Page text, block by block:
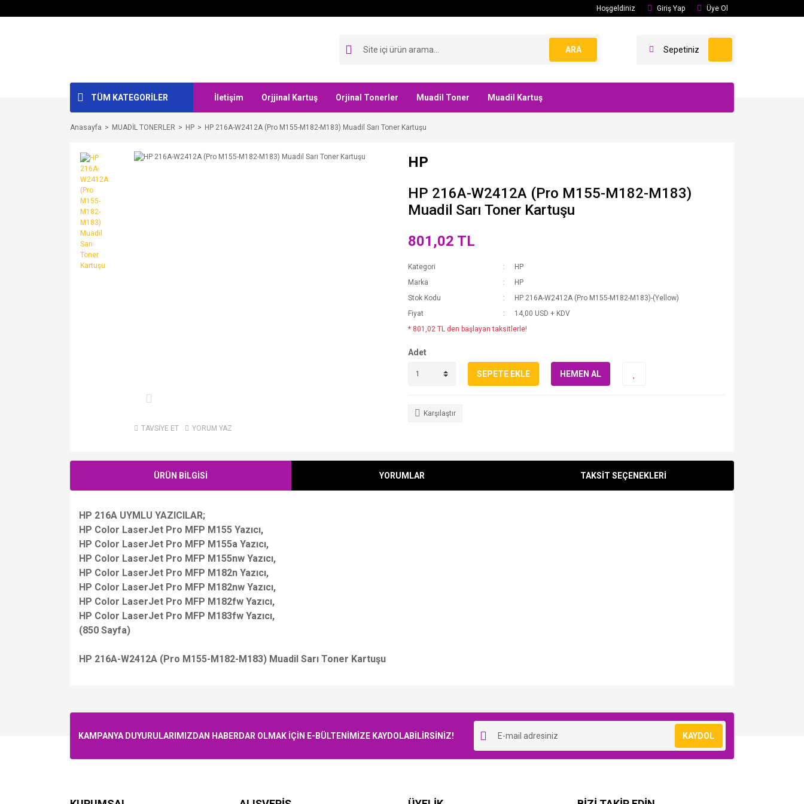
Hoşgeldiniz Giriş Yap Üye Ol
ARA Sepetiniz
TÜM KATEGORİLER İletişim Orjjinal Kartuş Orjinal Tonerler Muadil Toner Muadil Kartuş
Anasayfa MUADİL TONERLER HP HP 216A-W2412A (Pro M155-M182-M183) Muadil Sarı Toner Kartuşu
TAVSİYE ET YORUM YAZ
HP
HP 216A-W2412A (Pro M155-M182-M183)
Muadil Sarı Toner Kartuşu
801,02 TL
Kategori
HP
Marka
HP
Stok Kodu
HP 216A-W2412A (Pro M155-M182-M183)-(Yellow)
Fiyat
14,00 USD + KDV
* 801,02 TL den başlayan taksitlerle!
Adet
SEPETE EKLE HEMEN AL
Karşılaştır
ÜRÜN BİLGİSİ YORUMLAR TAKSİT SEÇENEKLERİ
HP 216A UYMLU YAZICILAR;
HP Color LaserJet Pro MFP M155 Yazıcı,
HP Color LaserJet Pro MFP M155a Yazıcı,
HP Color LaserJet Pro MFP M155nw Yazıcı,
HP Color LaserJet Pro MFP M182n Yazıcı,
HP Color LaserJet Pro MFP M182nw Yazıcı,
HP Color LaserJet Pro MFP M182fw Yazıcı,
HP Color LaserJet Pro MFP M183fw Yazıcı,
(850 Sayfa)
HP 216A-W2412A (Pro M155-M182-M183) Muadil Sarı Toner Kartuşu
KAMPANYA DUYURULARIMIZDAN HABERDAR OLMAK İÇİN E-BÜLTENİMİZE KAYDOLABİLİRSİNİZ! KAYDOL